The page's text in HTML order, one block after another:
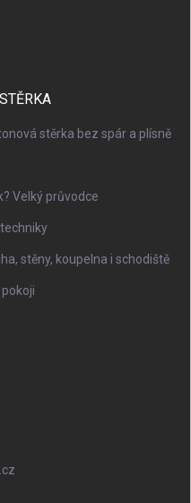
stěrka bez spár a plísně
Velký průvodce
stěny, koupelna i schodiště